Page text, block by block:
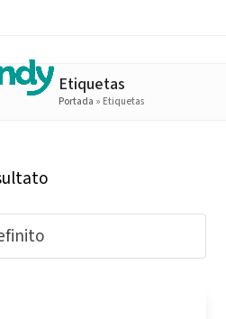
Etiquetas
Portada » Etiquetas